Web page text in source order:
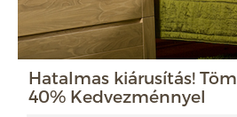
Hatalmas kiárusítás!
40% Kedvezménnyel